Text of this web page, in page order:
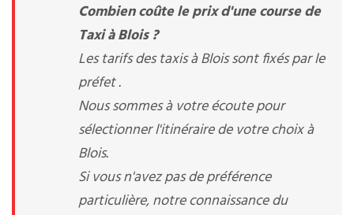
Combien coûte le prix d'une course de
Taxi à Blois ?
Les tarifs des taxis à Blois sont fixés par le
préfet .
Nous sommes à votre écoute pour
sélectionner l'itinéraire de votre choix à
Blois.
Si vous n'avez pas de préférence
particulière, notre connaissance du